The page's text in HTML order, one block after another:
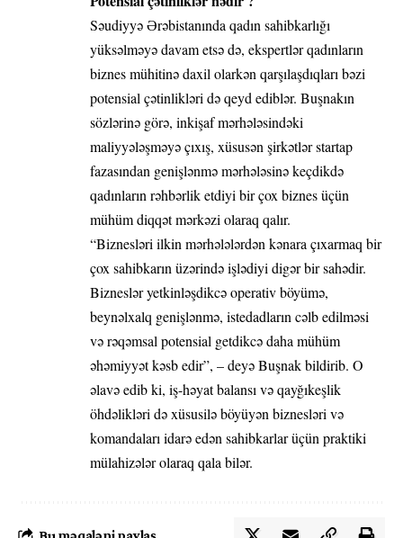
Səudiyyə Ərəbistanında qadın sahibkarlığı
yüksəlməyə davam etsə də, ekspertlər qadınların
biznes mühitinə daxil olarkən qarşılaşdıqları bəzi
potensial çətinlikləri də qeyd ediblər. Buşnakın
sözlərinə görə, inkişaf mərhələsindəki
maliyyələşməyə çıxış, xüsusən şirkətlər startap
fazasından genişlənmə mərhələsinə keçdikdə
qadınların rəhbərlik etdiyi bir çox biznes üçün
mühüm diqqət mərkəzi olaraq qalır.
“Biznesləri ilkin mərhələlərdən kənara çıxarmaq bir
çox sahibkarın üzərində işlədiyi digər bir sahədir.
Bizneslər yetkinləşdikcə operativ böyümə,
beynəlxalq genişlənmə, istedadların cəlb edilməsi
və rəqəmsal potensial getdikcə daha mühüm
əhəmiyyət kəsb edir”, – deyə Buşnak bildirib. O
əlavə edib ki, iş-həyat balansı və qayğıkeşlik
öhdəlikləri də xüsusilə böyüyən biznesləri və
komandaları idarə edən sahibkarlar üçün praktiki
mülahizələr olaraq qala bilər.